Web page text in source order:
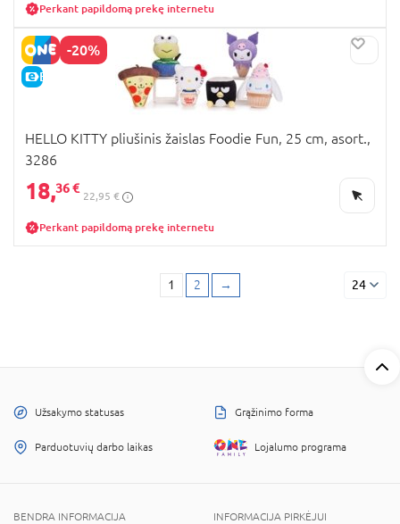
Perkant papildomą prekę internetu
-20%
E-KAINA
HELLO KITTY pliušinis žaislas Foodie Fun, 25 cm, asort.,
3286
18,36 €
22,95 €
Perkant papildomą prekę internetu
1 2 → 24
Užsakymo statusas Grąžinimo forma
Parduotuvių darbo laikas Lojalumo programa
BENDRA INFORMACIJA
INFORMACIJA PIRKĖJUI